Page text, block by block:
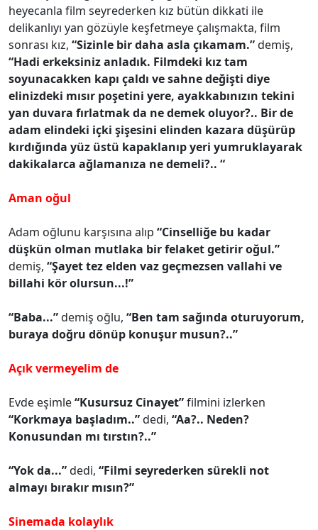
heyecanla film seyrederken kız bütün dikkati ile
delikanlıyı yan gözüyle keşfetmeye çalışmakta, film
sonrası kız, “Sizinle bir daha asla çıkamam.”demiş,
“Hadi erkeksiniz anladık. Filmdeki kız tam
soyunacakken kapı çaldı ve sahne değişti diye
elinizdeki mısır poşetini yere, ayakkabınızın tekini
yan duvara fırlatmak da ne demek oluyor?.. Bir de
adam elindeki içki şişesini elinden kazara düşürüp
kırdığında yüz üstü kapaklanıp yeri yumruklayarak
dakikalarca ağlamanıza ne demeli?.. “
Aman oğul
Adam oğlunu karşısına alıp “Cinselliğe bu kadar
düşkün olman mutlaka bir felaket getirir oğul.”
demiş, “Şayet tez elden vaz geçmezsen vallahi ve
billahi kör olursun...!”
“Baba...”demiş oğlu, “Ben tam sağında oturuyorum,
buraya doğru dönüp konuşur musun?..”
Açık vermeyelim de
Evde eşimle“Kusursuz Cinayet”filmini izlerken
“Korkmaya başladım..”dedi, “Aa?.. Neden?
Konusundan mı tırstın?..”
“Yok da...”dedi, “Filmi seyrederken sürekli not
almayı bırakır mısın?”
Sinemada kolaylık